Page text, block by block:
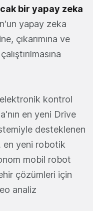
bir yapay zeka
yapay zeka
çıkarımına ve
kontrol
en yeni Drive
desteklenen
en yeni robotik
mobil robot
çözümleri için
analiz